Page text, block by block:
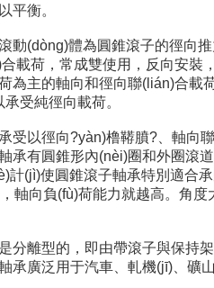
衡。
動(dòng)體為圓錐滾子的徑向推
荷，常成雙使用，反向
為主的軸向和徑向聯(lián)合載荷
純徑向載荷。
以徑向?yàn)橹鞯膹?、軸向聯
承有圓錐形內(nèi)圈和外圈滾道
計(jì)使圓錐滾子軸承特別適合
，軸向負(fù)荷能力就越高。角度
分離型的，即由帶滾子與保
承廣泛用于汽車、軋機(jī)、